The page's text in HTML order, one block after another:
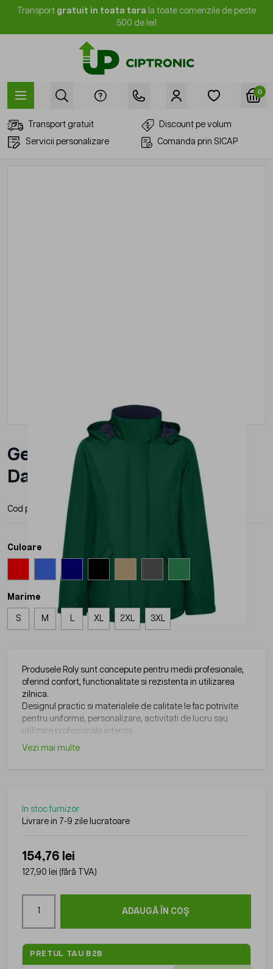
Mergi la Conținut
Transport gratuit in toata tara la toate comenzile de peste
500 de lei!
0
Transport gratuit
Discount pe volum
Servicii personalizare
Comanda prin SICAP
Geaca Parka Roly America
Dama
Cod produs: PK50731
Culoare
Marime
S M XL 2XL 3XL
Produsele Roly sunt concepute pentru medii profesionale,
oferind confort, functionalitate si rezistenta in utilizarea
zilnica.
Designul practic si materialele de calitate le fac potrivite
pentru uniforme, personalizare, activitati de lucru sau
utilizare profesionala intensa.
Vezi mai multe
In stoc furnizor
Livrare in 7-9 zile lucratoare
154,76 lei
127,90 lei (fără TVA)
ADAUGĂ ÎN COȘ
PRETUL TAU B2B